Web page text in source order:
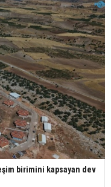
birimini kapsayan dev